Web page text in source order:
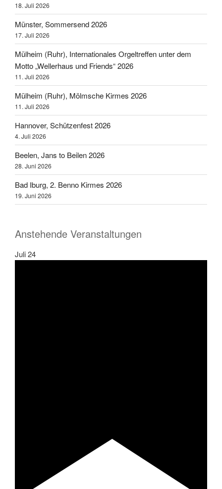
18. Juli 2026
Münster, Sommersend 2026
17. Juli 2026
Mülheim (Ruhr), Internationales Orgeltreffen unter dem
Motto „Wellerhaus und Friends“ 2026
11. Juli 2026
Mülheim (Ruhr), Mölmsche Kirmes 2026
11. Juli 2026
Hannover, Schützenfest 2026
4. Juli 2026
Beelen, Jans to Beilen 2026
28. Juni 2026
Bad Iburg, 2. Benno Kirmes 2026
19. Juni 2026
Anstehende Veranstaltungen
Juli24